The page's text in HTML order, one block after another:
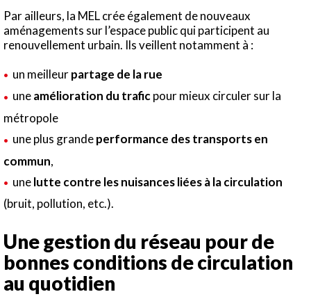
Par ailleurs, la MEL crée également de nouveaux
aménagements sur l’espace public qui participent au
renouvellement urbain. Ils veillent notamment à :
un meilleurpartage de la rue
uneamélioration du traficpour mieux circuler sur la
métropole
une plus grandeperformance des transports en
commun,
unelutte contre les nuisances liées à la circulation
(bruit, pollution, etc.).
Une gestion du réseau pour de
bonnes conditions de circulation
au quotidien